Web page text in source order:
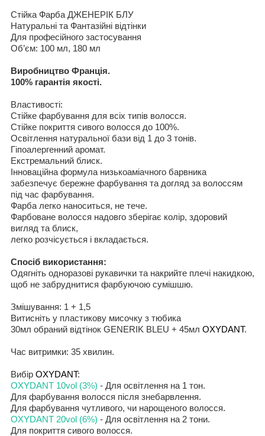
Стійка Фарба ДЖЕНЕР К БЛУ
Натуральні та Фантазійні відтінки
Для професійного застосування
Об’єм: 100 мл, 180 мл
Виробництво Франція.
100% гарантія якості.
Властивості:
Стійке фарбування для всіх типів волосся.
Стійке покриття сивого волосся до 100%.
Освітлення натуральної бази від 1 до 3 тонів.
Гіпоалергенний аромат.
Екстремальний блиск.
Інноваційна формула низькоаміачного барвника
забезпечує бережне фарбування та догляд за волоссям
під час фарбування.
Фарба легко наноситься, не тече.
Фарбоване волосся надовго зберігає колір, здоровий
вигляд та блиск,
легко розчісується і вкладається.
Спосіб використання:
Одягніть одноразові рукавички та накрийте плечі накидкою,
щоб не забруднитися фарбуючою сумішшю.
Змішування: 1 + 1,5
Витисніть у пластикову мисочку з тюбика
30мл обраний відтінок GENERIK BLEU + 45мл OXYDANT.
Час витримки: 35 хвилин.
Вибір OXYDANT:
OXYDANT 10vol (3%) - Для освітлення на 1 тон.
Для фарбування волосся після знебарвлення.
Для фарбування чутливого, чи нарощеного волосся.
OXYDANT 20vol (6%) - Для освітлення на 2 тони.
Для покриття сивого волосся.